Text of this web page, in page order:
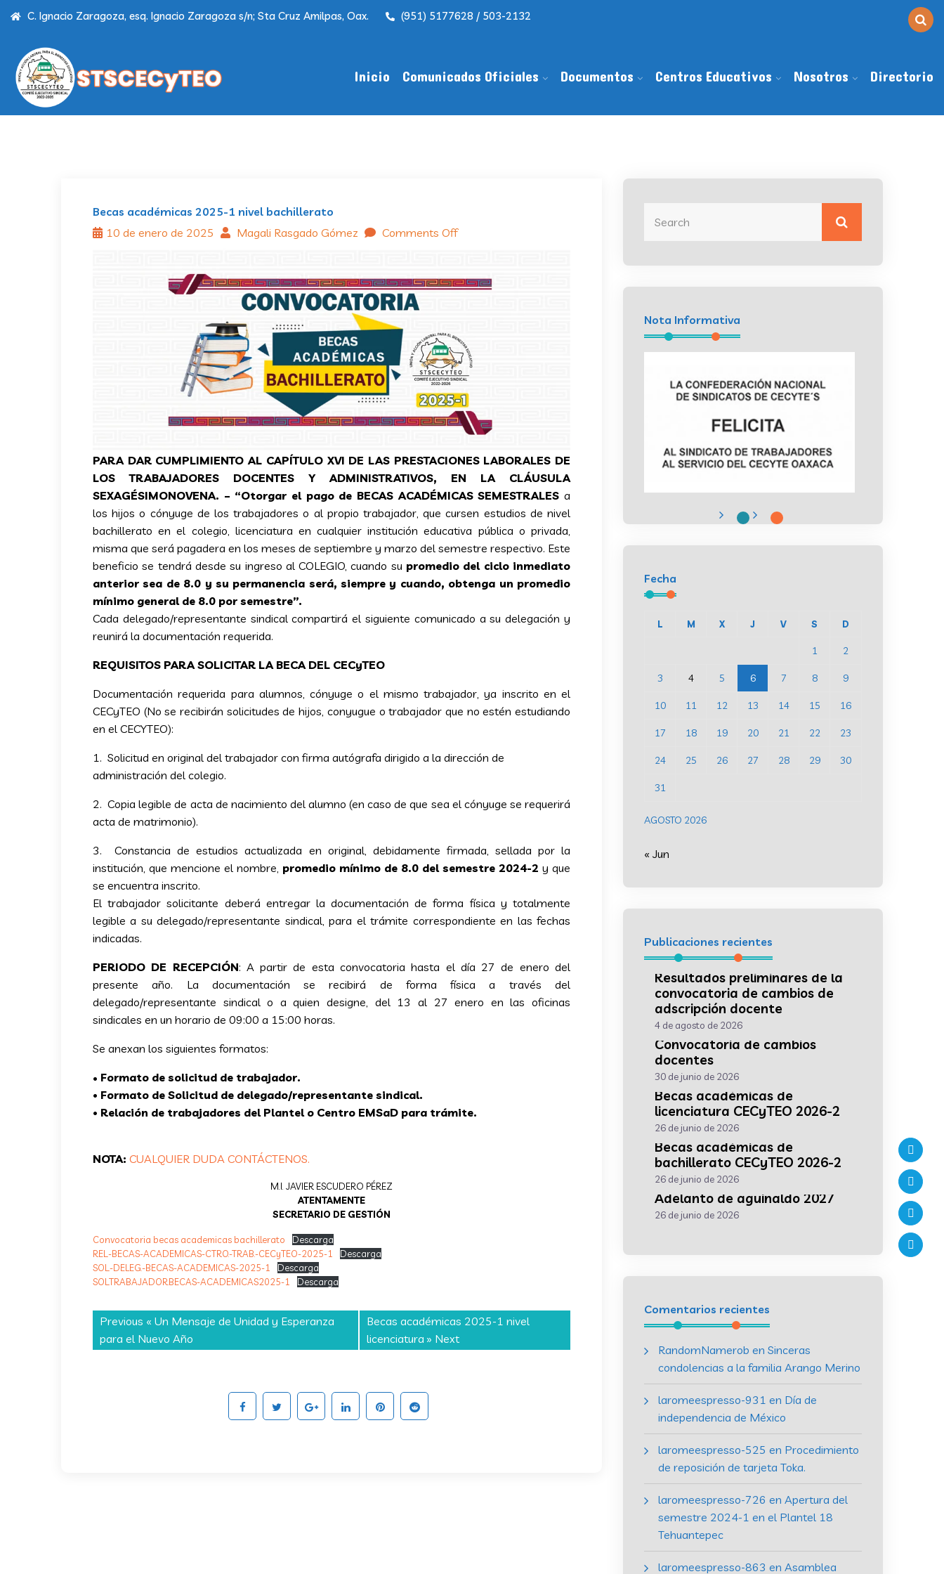
C. Ignacio Zaragoza, esq. Ignacio Zaragoza s/n; Sta Cruz Amilpas, Oax. (951) 5177628 / 503-2132
Inicio Comunicados Oficiales Documentos Centros Educativos Nosotros Directorio
Becas académicas 2025-1 nivel bachillerato
10 de enero de 2025
Magali Rasgado Gómez Comments Off
PARA DAR CUMPLIMIENTO AL CAPÍTULO XVI DE LAS PRESTACIONES LABORALES DE
LOS TRABAJADORES DOCENTES Y ADMINISTRATIVOS, EN LA CLÁUSULA
SEXAGÉSIMONOVENA. – “Otorgar el pago de BECAS ACADÉMICAS SEMESTRALES a
los hijos o cónyuge de los trabajadores o al propio trabajador, que cursen estudios de nivel
bachillerato en el colegio, licenciatura en cualquier institución educativa pública o privada,
misma que será pagadera en los meses de septiembre y marzo del semestre respectivo. Este
beneficio se tendrá desde su ingreso al COLEGIO, cuando su promedio del ciclo inmediato
anterior sea de 8.0 y su permanencia será, siempre y cuando, obtenga un promedio
mínimo general de 8.0 por semestre”.
Cada delegado/representante sindical compartirá el siguiente comunicado a su delegación y
reunirá la documentación requerida.
REQUISITOS PARA SOLICITAR LA BECA DEL CECyTEO
Documentación requerida para alumnos, cónyuge o el mismo trabajador, ya inscrito en el
CECyTEO (No se recibirán solicitudes de hijos, conyugue o trabajador que no estén estudiando
en el CECYTEO):
1. Solicitud en original del trabajador con firma autógrafa dirigido a la dirección de
administración del colegio.
2. Copia legible de acta de nacimiento del alumno (en caso de que sea el cónyuge se requerirá
acta de matrimonio).
3. Constancia de estudios actualizada en original, debidamente firmada, sellada por la
institución, que mencione el nombre, promedio mínimo de 8.0 del semestre 2024-2 y que
se encuentra inscrito.
El trabajador solicitante deberá entregar la documentación de forma física y totalmente
legible a su delegado/representante sindical, para el trámite correspondiente en las fechas
indicadas.
PERIODO DE RECEPCIÓN: A partir de esta convocatoria hasta el día 27 de enero del
presente año. La documentación se recibirá de forma física a través del
delegado/representante sindical o a quien designe, del 13 al 27 enero en las oficinas
sindicales en un horario de 09:00 a 15:00 horas.
Se anexan los siguientes formatos:
• Formato de solicitud de trabajador.
• Formato de Solicitud de delegado/representante sindical.
• Relación de trabajadores del Plantel o Centro EMSaD para trámite.
NOTA: CUALQUIER DUDA CONTÁCTENOS.
M.I. JAVIER ESCUDERO PÉREZ
ATENTAMENTE
SECRETARIO DE GESTIÓN
Convocatoria becas academicas bachillerato
Descarga
REL.-BECAS-ACADEMICAS-CTRO.-TRAB.-CECyTEO-2025-1
Descarga
SOL.-DELEG.-BECAS-ACADEMICAS-2025-1
Descarga
SOL.TRABAJADOR.BECAS-ACADEMICAS2025-1
Descarga
Previous « Un Mensaje de Unidad y Esperanza
para el Nuevo Año
Becas académicas 2025-1 nivel
licenciatura » Next
Nota Informativa
Fecha
AGOSTO 2026
L M X J V S D
1 2
3 4 5 6 7 8 9
10 11 12 13 14 15 16
17 18 19 20 21 22 23
24 25 26 27 28 29 30
31
« Jun
Publicaciones recientes
Resultados preliminares de la
convocatoria de cambios de
adscripción docente
4 de agosto de 2026
Convocatoria de cambios
docentes
30 de junio de 2026
Becas académicas de
licenciatura CECyTEO 2026-2
26 de junio de 2026
Becas académicas de
bachillerato CECyTEO 2026-2
26 de junio de 2026
Adelanto de aguinaldo 2027
26 de junio de 2026
Comentarios recientes
RandomNamerob en Sinceras
condolencias a la familia Arango Merino
laromeespresso-931 en Día de
independencia de México
laromeespresso-525 en Procedimiento
de reposición de tarjeta Toka.
laromeespresso-726 en Apertura del
semestre 2024-1 en el Plantel 18
Tehuantepec
laromeespresso-863 en Asamblea